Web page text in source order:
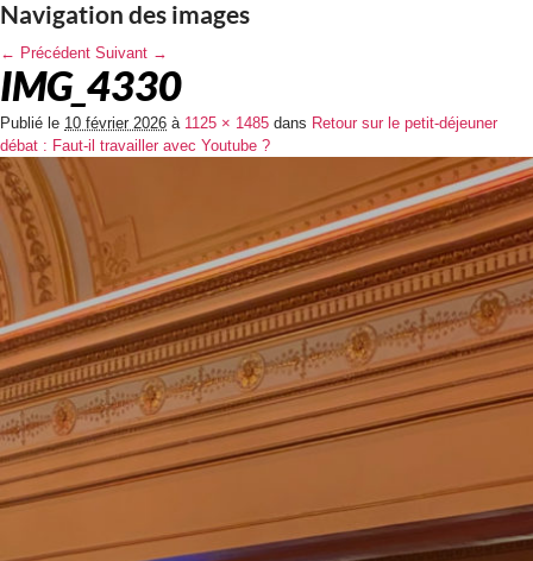
Navigation des images
← Précédent Suivant →
IMG_4330
Publié le 10 février 2026 à 1125 × 1485 dans Retour sur le petit-déjeuner
débat : Faut-il travailler avec Youtube ?